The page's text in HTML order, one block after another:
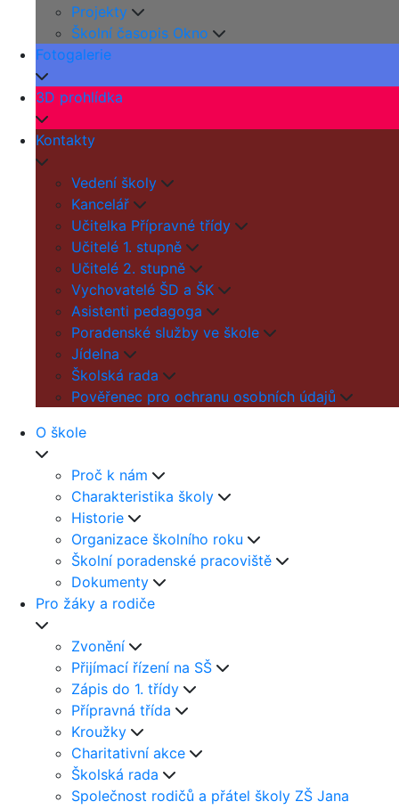
Projekty
Školní časopis Okno
Fotogalerie
3D prohlídka
Kontakty
Vedení školy
Kancelář
Učitelka Přípravné třídy
Učitelé 1. stupně
Učitelé 2. stupně
Vychovatelé ŠD a ŠK
Asistenti pedagoga
Poradenské služby ve škole
Jídelna
Školská rada
Pověřenec pro ochranu osobních údajů
O škole
Proč k nám
Charakteristika školy
Historie
Organizace školního roku
Školní poradenské pracoviště
Dokumenty
Pro žáky a rodiče
Zvonění
Přijímací řízení na SŠ
Zápis do 1. třídy
Přípravná třída
Kroužky
Charitativní akce
Školská rada
Společnost rodičů a přátel školy ZŠ Jana